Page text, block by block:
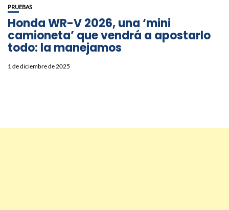
PRUEBAS
Honda WR-V 2026, una ‘mini
camioneta’ que vendrá a apostarlo
todo: la manejamos
1 de diciembre de 2025